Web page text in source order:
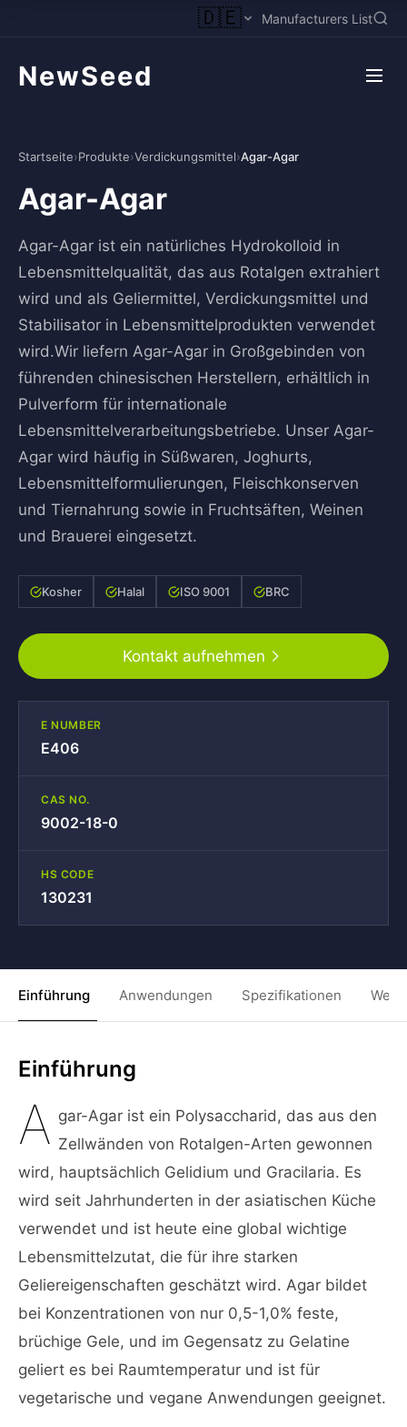
🇩🇪 Manufacturers List
NewSeed
Startseite›Produkte›Verdickungsmittel›Agar-Agar
Agar-Agar
Agar-Agar ist ein natürliches Hydrokolloid in
Lebensmittelqualität, das aus Rotalgen extrahiert
wird und als Geliermittel, Verdickungsmittel und
Stabilisator in Lebensmittelprodukten verwendet
wird.Wir liefern Agar-Agar in Großgebinden von
führenden chinesischen Herstellern, erhältlich in
Pulverform für internationale
Lebensmittelverarbeitungsbetriebe. Unser Agar-
Agar wird häufig in Süßwaren, Joghurts,
Lebensmittelformulierungen, Fleischkonserven
und Tiernahrung sowie in Fruchtsäften, Weinen
und Brauerei eingesetzt.
Kosher Halal ISO 9001 BRC
Kontakt aufnehmen
E NUMBER
E406
CAS NO.
9002-18-0
HS CODE
130231
Einführung Anwendungen Spezifikationen
Einführung
A gar-Agar ist ein Polysaccharid, das aus den
Zellwänden von Rotalgen-Arten gewonnen
wird, hauptsächlich Gelidium und Gracilaria. Es
wird seit Jahrhunderten in der asiatischen Küche
verwendet und ist heute eine global wichtige
Lebensmittelzutat, die für ihre starken
Geliereigenschaften geschätzt wird. Agar bildet
bei Konzentrationen von nur 0,5-1,0% feste,
brüchige Gele, und im Gegensatz zu Gelatine
geliert es bei Raumtemperatur und ist für
vegetarische und vegane Anwendungen geeignet.